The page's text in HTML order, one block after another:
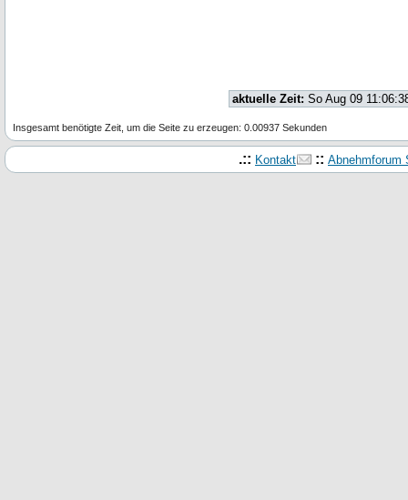
aktuelle Zeit: So Aug 09
Insgesamt benötigte Zeit, um die Seite zu erzeugen: 0.00937 Sekunden
.:: Kontakt :: Abnehmforum